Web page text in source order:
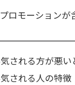
ロモーションが
される方が悪
される人の特徴